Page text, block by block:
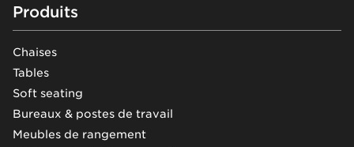
Footer
Produits
Chaises
Tables
Soft seating
Bureaux & postes de travail
Meubles de rangement